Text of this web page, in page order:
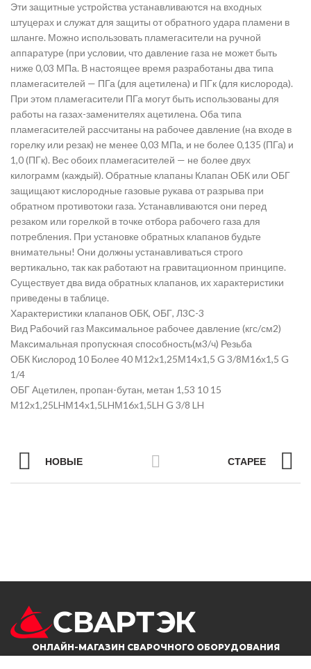
Эти защитные устройства устанавливаются на входных
штуцерах и служат для защиты от обратного удара пламени в
шланге. Можно использовать пламегасители на ручной
аппаратуре (при условии, что давление газа не может быть
ниже 0,03 МПа. В настоящее время разработаны два типа
пламегасителей — ПГа (для ацетилена) и ПГк (для кислорода).
При этом пламегасители ПГа могут быть использованы для
работы на газах-заменителях ацетилена. Оба типа
пламегасителей рассчитаны на рабочее давление (на входе в
горелку или резак) не менее 0,03 МПа, и не более 0,135 (ПГа) и
1,0 (ПГк). Вес обоих пламегасителей — не более двух
килограмм (каждый). Обратные клапаны Клапан ОБК или ОБГ
защищают кислородные газовые рукава от разрыва при
обратном противотоки газа. Устанавливаются они перед
резаком или горелкой в точке отбора рабочего газа для
потребления. При установке обратных клапанов будьте
внимательны! Они должны устанавливаться строго
вертикально, так как работают на гравитационном принципе.
Существует два вида обратных клапанов, их характеристики
приведены в таблице.
Характеристики клапанов ОБК, ОБГ, Л3С-3
Вид Рабочий газ Максимальное рабочее давление (кгс/см2)
Максимальная пропускная способность(м3/ч) Резьба
ОБК Кислород 10 Более 40 М12х1,25М14х1,5 G 3/8М16х1,5 G
1/4
ОБГ Ацетилен, пропан-бутан, метан 1,53 10 15
М12х1,25LHМ14х1,5LHМ16х1,5LH G 3/8 LH
НОВЫЕ СТАРЕЕ
ОНЛАЙН-МАГАЗИН СВАРОЧНОГО ОБОРУДОВАНИЯ